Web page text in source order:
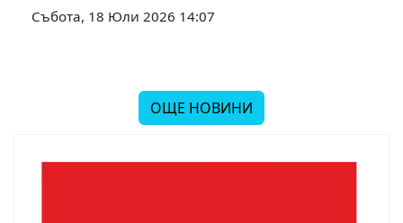
Събота, 18 Юли 2026 14:07
ОЩЕ НОВИНИ